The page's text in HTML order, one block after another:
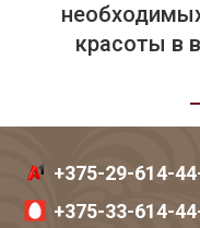
красоты в
+375-29-614-
+375-33-614-